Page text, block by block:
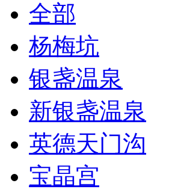
全部
杨梅坑
银盏温泉
新银盏温泉
英德天门沟
宝晶宫